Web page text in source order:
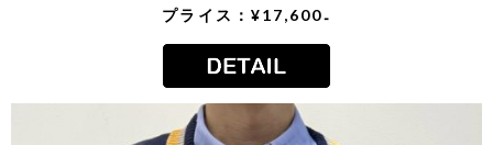
プライス：¥17,600₋